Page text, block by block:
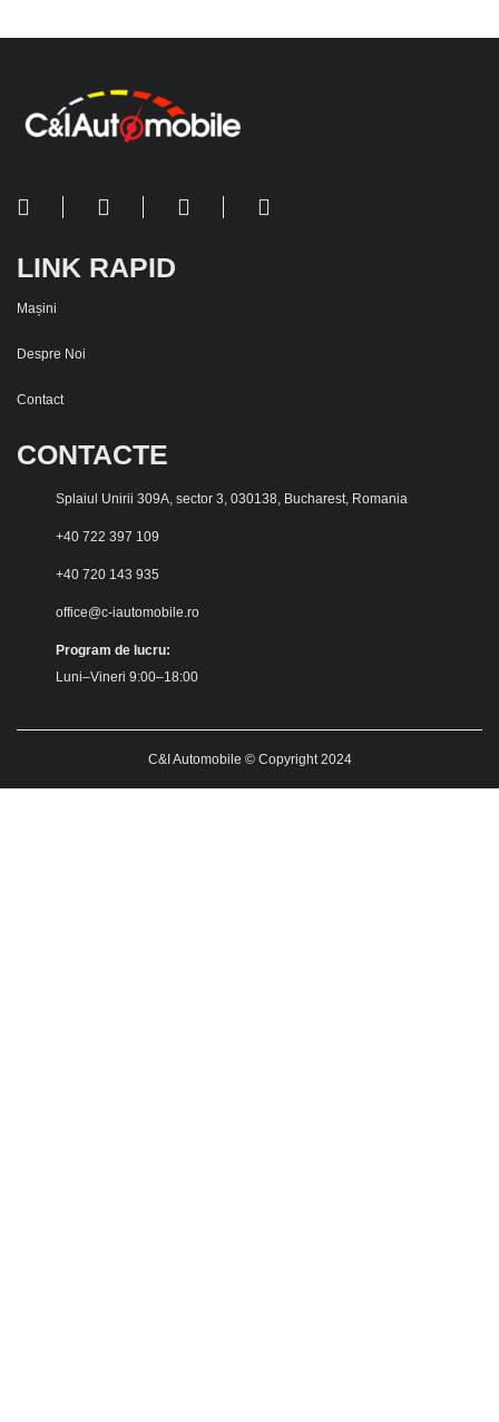
LINK RAPID
Mașini
Despre Noi
Contact
CONTACTE
Splaiul Unirii 309A, sector 3, 030138, Bucharest, Romania
+40 722 397 109
+40 720 143 935
office@c-iautomobile.ro
Program de lucru:
Luni–Vineri 9:00–18:00
C&I Automobile © Copyright 2024